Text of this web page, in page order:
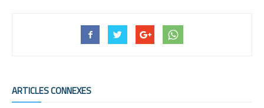
ARTICLES CONNEXES